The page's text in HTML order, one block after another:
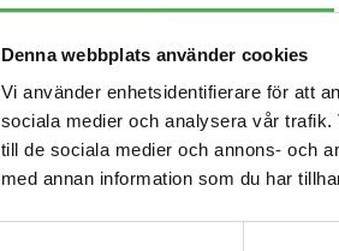
Denna webbplats använder cookies
Vi använder enhetsidentifierare för att
sociala medier och analysera vår
till de sociala medier och annons- och
med annan information som du har